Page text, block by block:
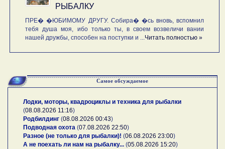
РЫБАЛКУ
ПРЕ� �ЮБИМОМУ ДРУГУ. Собира� �сь вновь, вспомнил
тебя душа моя, ибо только ты, в своем возвеличи вании
нашей дружбы, способен на поступки и ...Читать полностью »
Самое обсуждаемое
Лодки, моторы, квадроциклы и техника для рыбалки
(08.08.2026 11:16)
Родбилдинг (08.08.2026 00:43)
Подводная охота (07.08.2026 22:50)
Разное (не только для рыбалки)! (06.08.2026 23:00)
А не поехать ли нам на рыбалку... (05.08.2026 15:20)